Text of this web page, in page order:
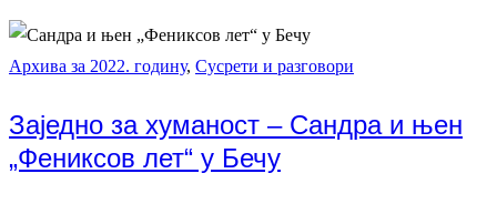
Архива за 2022. годину, Сусрети и разговори
Заједно за хуманост – Сандра и њен
„Фениксов лет“ у Бечу